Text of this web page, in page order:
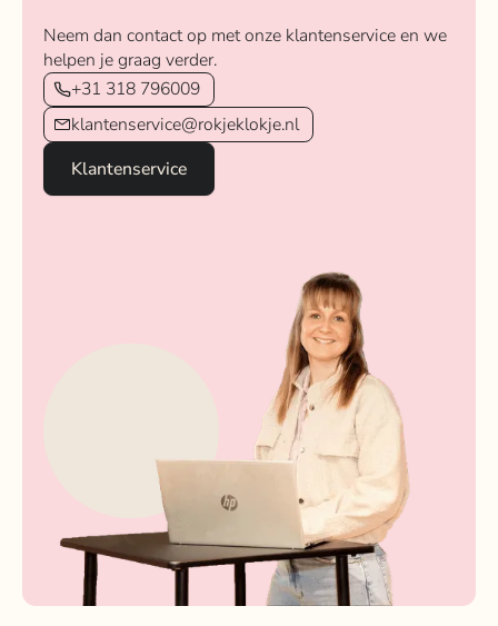
Neem dan contact op met onze klantenservice en we
helpen je graag verder.
+31 318 796009
klantenservice@rokjeklokje.nl
Klantenservice